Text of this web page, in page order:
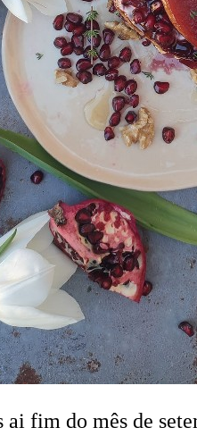
ai fim do mês de